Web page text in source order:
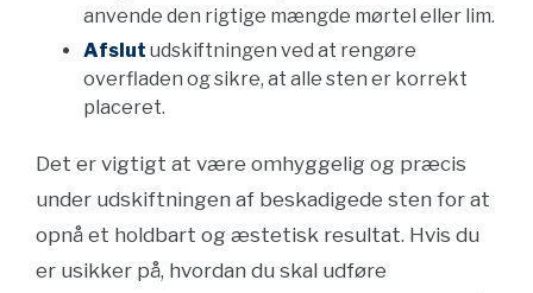
anvende den rigtige mængde mørtel eller lim.
Afslut udskiftningen ved at rengøre
overfladen og sikre, at alle sten er korrekt
placeret.
Det er vigtigt at være omhyggelig og præcis
under udskiftningen af beskadigede sten for at
opnå et holdbart og æstetisk resultat. Hvis du
er usikker på, hvordan du skal udføre